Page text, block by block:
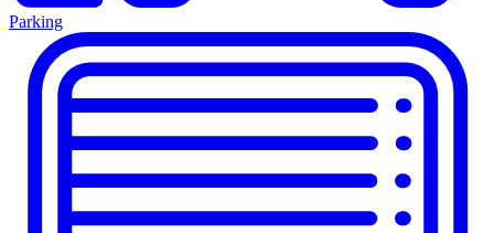
Parking